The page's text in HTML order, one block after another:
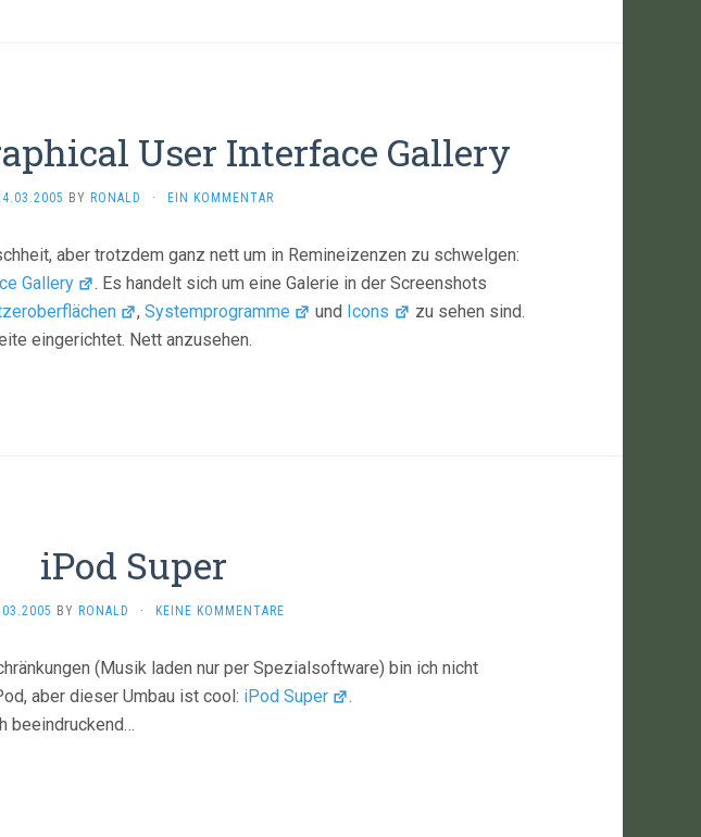
User Interface Gallery
BY RONALD · EIN KOMMENTAR
aber trotzdem ganz nett um in Remineizenzen zu schwelgen:
Gallery
. Es handelt sich um eine Galerie in der Screenshots
,Systemprogramme und Icons
zu sehen sind.
eingerichtet. Nett anzusehen.
iPod Super
BY RONALD · KEINE KOMMENTARE
(Musik laden nur per Spezialsoftware) bin ich nicht
aber dieser Umbau ist cool: iPod Super
.
beeindruckend…